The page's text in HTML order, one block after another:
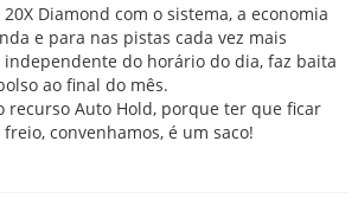
Diamond com o sistema, a economia
e para nas pistas cada vez mais
independente do horário do dia, faz baita
ao final do mês.
recurso Auto Hold, porque ter que ficar
convenhamos, é um saco!